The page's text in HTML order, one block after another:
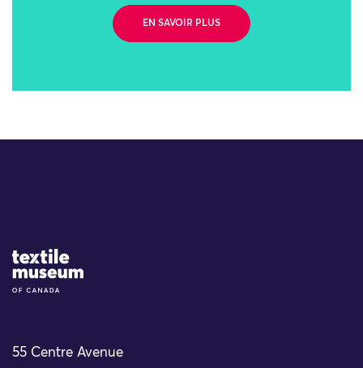
EN SAVOIR PLUS
Site Logo
55 Centre Avenue